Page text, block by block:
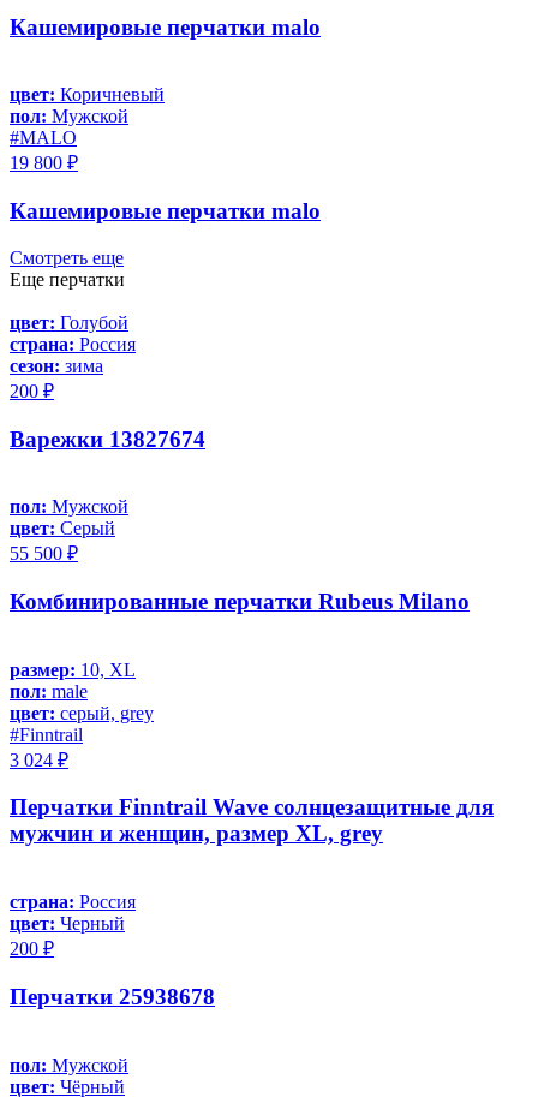
Кашемировые перчатки malo
цвет: Коричневый
пол: Мужской
#MALO
19 800 ₽
Кашемировые перчатки malo
Смотреть еще
Еще перчатки
цвет: Голубой
страна: Россия
сезон: зима
200 ₽
Варежки 13827674
пол: Мужской
цвет: Серый
55 500 ₽
Комбинированные перчатки Rubeus Milano
размер: 10, XL
пол: male
цвет: серый, grey
#Finntrail
3 024 ₽
Перчатки Finntrail Wave солнцезащитные для
мужчин и женщин, размер XL, grey
страна: Россия
цвет: Черный
200 ₽
Перчатки 25938678
пол: Мужской
цвет: Чёрный